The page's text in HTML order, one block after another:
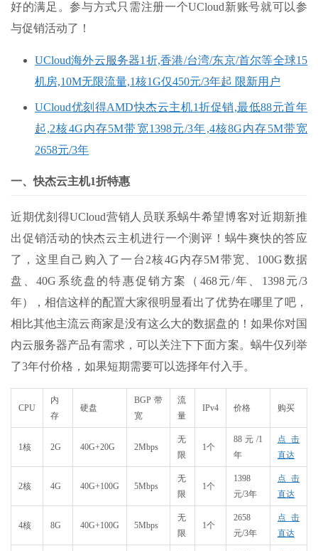
好的满足。参与方式只需注册一个UCloud新账号就可以参
与促销活动了！
UCloud海外云服务器1折,香港/台湾/东京/首尔等全球15
机房,10M无限流量,1核1G仅450元/3年起 限新用户
UCloud优刻得AMD快杰云主机1折促销,最低88元首年
起,2核4G内存5M带宽1398元/3年,4核8G内存5M带宽
2658元/3年
一、快杰云主机1折特惠
近期优刻得UCloud营销人员联系蜗牛希望博客对近期新推
出促销活动的快杰云主机进行一个测评！蜗牛爽快的答应
了，这里自己购入了一台2核4G内存5M带宽、100G数据
盘、40G系统盘的特惠促销方案（ 468元/年、 1398元/3
年），相信这样的配置大家很明显看出了优势在哪里了吧，
相比其他主流云商家是没有这么大的数据盘的！如果你对国
内云服务器产品有需求，可以关注下下面方案。蜗牛仅列举
了3年付价格，如果短期需要可以选择年付入手。
CPU
内
存
硬盘
BGP带
宽
流
量
IPv4 价格 购买
1核 2G 40G+20G 2Mbps
无
限
1个
88元/1
年
点击
直达
2核 4G 40G+100G 5Mbps
无
限
1个
1398
元/3年
点击
直达
4核 8G 40G+100G 5Mbps
无
限
1个
2658
元/3年
点击
直达